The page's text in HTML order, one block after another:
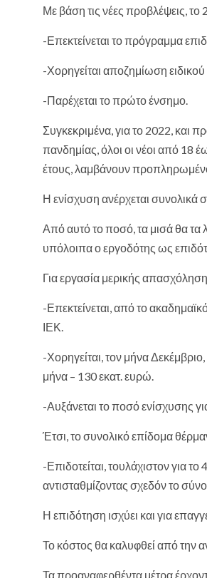
Με βάση τις νέες προβλέψεις, το
-Επεκτείνεται το πρόγραμμα
-Χορηγείται αποζημίωση
-Παρέχεται το πρώτο ένσημο.
Συγκεκριμένα, για το 2022, και
πανδημίας, όλοι οι νέοι από 18
έτους, λαμβάνουν
Η ενίσχυση ανέρχεται
Από αυτό το ποσό, τα μισά θα τα
υπόλοιπα ο εργοδότης ως
Για εργασία μερικής
-Επεκτείνεται, από το
ΙΕΚ.
-Χορηγείται, τον μήνα
μήνα – 130 εκατ. ευρώ.
-Αυξάνεται το ποσό ενίσχυσης
Έτσι, το συνολικό επίδομα
-Επιδοτείται, τουλάχιστον για
αντισταθμίζοντας σχεδόν το
Η επιδότηση ισχύει και για
Το κόστος θα καλυφθεί από
Τα προαναφερθέντα μέτρα